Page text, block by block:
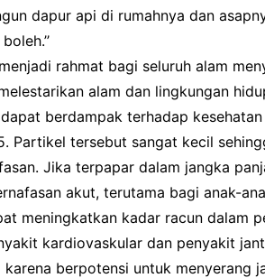
dapur api di rumahnya dan
rahmat bagi seluruh alam
alam dan lingkungan
berdampak terhadap
Partikel tersebut sangat kecil
Jika terpapar dalam jangka
akut, terutama bagi anak-
meningkatkan kadar racun dalam
kardiovaskular dan penyakit
berpotensi untuk menyerang